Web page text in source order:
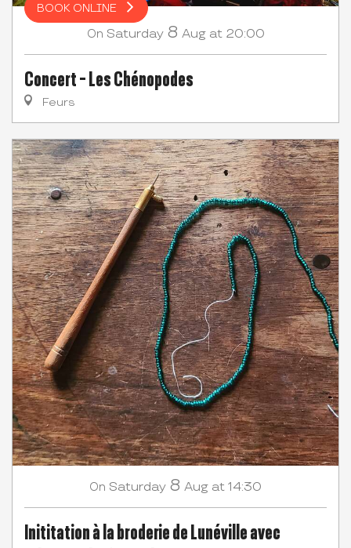
BOOK ONLINE
On Saturday 8 Aug at 20:00
Concert - Les Chénopodes
Feurs
On Saturday 8 Aug at 14:30
Inititation à la broderie de Lunéville avec